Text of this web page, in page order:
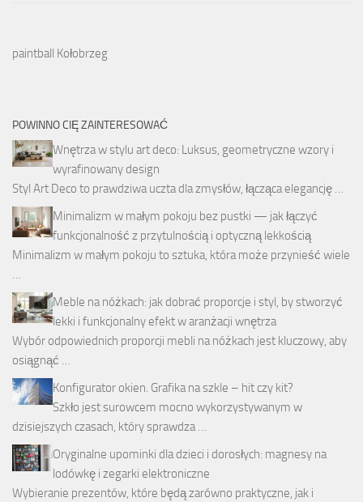
paintball Kołobrzeg
POWINNO CIĘ ZAINTERESOWAĆ
Wnętrza w stylu art deco: Luksus, geometryczne wzory i
wyrafinowany design
Styl Art Deco to prawdziwa uczta dla zmysłów, łącząca elegancję …
Minimalizm w małym pokoju bez pustki — jak łączyć
funkcjonalność z przytulnością i optyczną lekkością
Minimalizm w małym pokoju to sztuka, która może przynieść wiele
…
Meble na nóżkach: jak dobrać proporcje i styl, by stworzyć
lekki i funkcjonalny efekt w aranżacji wnętrza
Wybór odpowiednich proporcji mebli na nóżkach jest kluczowy, aby
osiągnąć …
Konfigurator okien. Grafika na szkle – hit czy kit?
Szkło jest surowcem mocno wykorzystywanym w
dzisiejszych czasach, który sprawdza …
Oryginalne upominki dla dzieci i dorosłych: magnesy na
lodówkę i zegarki elektroniczne
Wybieranie prezentów, które będą zarówno praktyczne, jak i